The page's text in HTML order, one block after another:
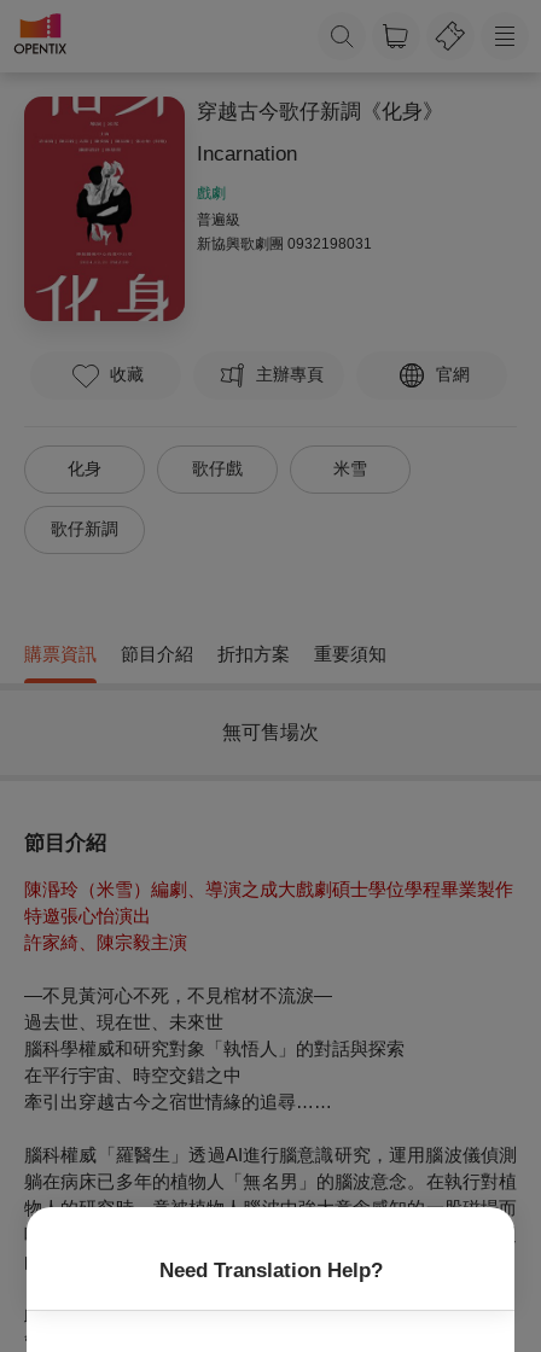
Need Translation Help?
穿越古今歌仔新調《化身》
Incarnation
戲劇
普遍級
新協興歌劇團 0932198031
收藏 主辦專頁 官網
化身 歌仔戲 米雪
歌仔新調
購票資訊 節目介紹 折扣方案 重要須知
無可售場次
節目介紹
陳湣玲（米雪）編劇、導演之成大戲劇碩士學位學程畢業製作
特邀張心怡演出
許家綺、陳宗毅主演
—不見黃河心不死，不見棺材不流淚—
過去世、現在世、未來世
腦科學權威和研究對象「執悟人」的對話與探索
在平行宇宙、時空交錯之中
牽引出穿越古今之宿世情緣的追尋……
腦科權威「羅醫生」透過AI進行腦意識研究，運用腦波儀偵測
躺在病床已多年的植物人「無名男」的腦波意念。在執行對植
物人的研究時，竟被植物人腦波中強大意念感知的一股磁場而
吸入時空黑洞，羅醫生也意外展開了穿越古代異次元自我輪迴
的時空旅程，牽引著宿世情緣的追尋。
此時再次醒來的羅醫生，已穿越古代變成窮苦人家的啞巴「柳
管材」。黃府千金「黃鶴」聰慧伶俐且愛鳥成痴，因自己寵愛